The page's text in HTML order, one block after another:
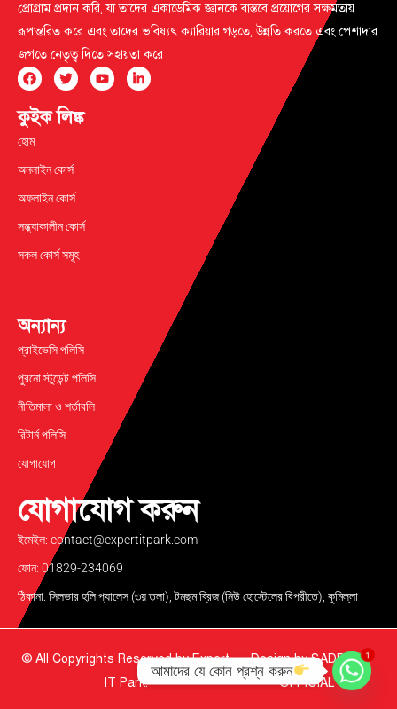
প্রোগ্রাম প্রদান করি, যা তাদের একাডেমিক জ্ঞানকে বাস্তবে প্রয়োগের সক্ষমতায়
রূপান্তরিত করে এবং তাদের ভবিষ্যৎ ক্যারিয়ার গড়তে, উন্নতি করতে এবং পেশাদার
জগতে নেতৃত্ব দিতে সহায়তা করে।
কুইক লিঙ্ক
হোম
অনলাইন কোর্স
অফলাইন কোর্স
সন্ধ্যাকালীন কোর্স
সকল কোর্স সমূহ
অন্যান্য
প্রাইভেসি পলিসি
পুরনো স্টুডেন্ট পলিসি
নীতিমালা ও শর্তাবলি
রিটার্ন পলিসি
যোগাযোগ
যোগাযোগ করুন
ইমেইল: contact@expertitpark.com
ফোন: 01829-234069
ঠিকানা: সিলভার হলি প্যালেস (৩য় তলা), টমছম ব্রিজ (নিউ হোস্টেলের বিপরীতে), কুমিল্লা
© All Copyrights Reserved by Expert
IT Park.
Design bySADDAM
OFFICIAL
1
আমাদের যে কোন প্রশ্ন করুন